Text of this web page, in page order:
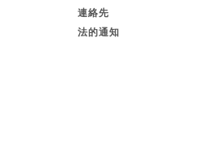
連絡先
法的通知